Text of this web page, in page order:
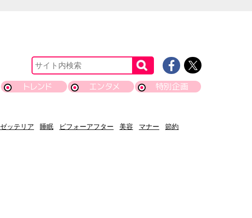
トレンド エンタメ 特別企画
ゼッテリア 睡眠 ビフォーアフター 美容 マナー 節約